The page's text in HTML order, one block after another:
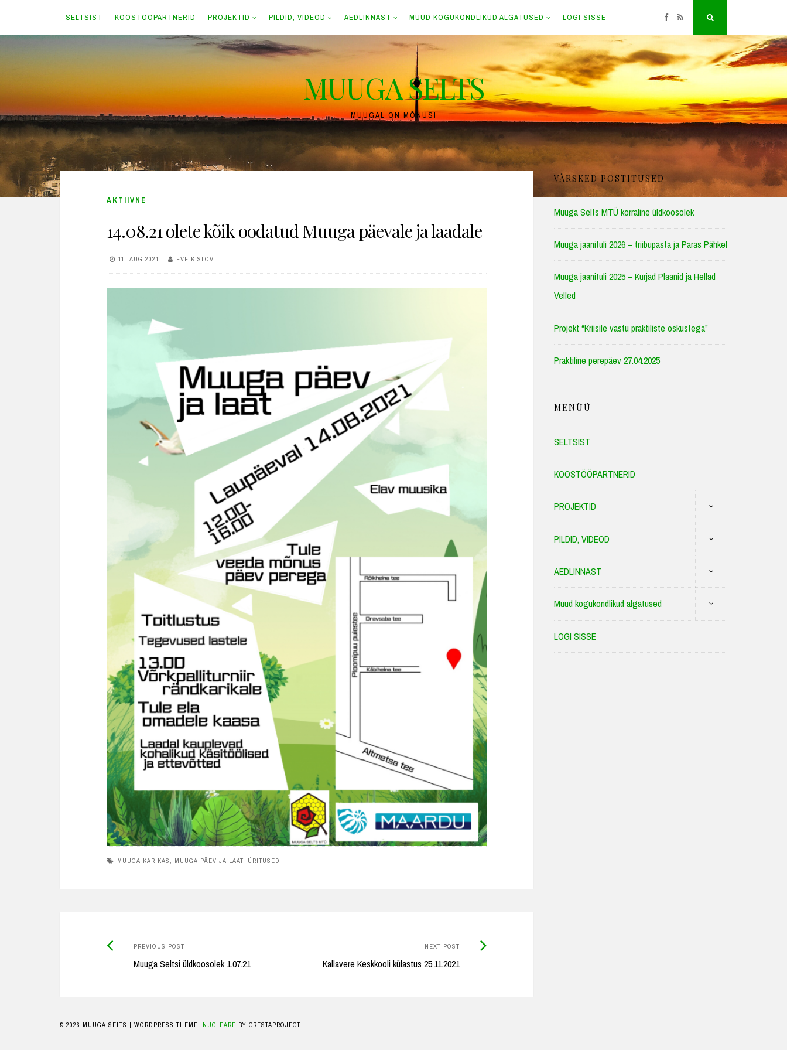
Skip
content
SELTSIST KOOSTÖÖPARTNERID PROJEKTID PILDID, VIDEOD AEDLINNAST MUUD KOGUKONDLIKUD ALGATUSED LOGI SISSE Facebook
RSS
MUUGA SELTS
MUUGAL ON MÕNUS!
AKTIIVNE
14.08.21 olete kõik oodatud Muuga päevale ja laadale
11. AUG 2021 EVE KISLOV
MUUGA KARIKAS , MUUGA PÄEV JA LAAT, ÜRITUSED
PostPREVIOUS POSTPrevious
post:
Muuga Seltsi üldkoosolek 1.07.21
NEXT POST
Kallavere Keskkooli külastus 25.11.2021
Next
VÄRSKED POSTITUSED
Muuga Selts MTÜ korraline üldkoosolek
Muuga jaanituli 2026 – triibupasta ja Paras Pähkel
Muuga jaanituli 2025 – Kurjad Plaanid ja Hellad
Velled
Projekt “Kriisile vastu praktiliste oskustega”
Praktiline perepäev 27.04.2025
MENÜÜ
SELTSIST
KOOSTÖÖPARTNERID
PROJEKTID
PILDID, VIDEOD
AEDLINNAST
Muud kogukondlikud algatused
LOGI SISSE
© 2026 MUUGA SELTS | WORDPRESS THEME: NUCLEARE BY CRESTAPROJECT.